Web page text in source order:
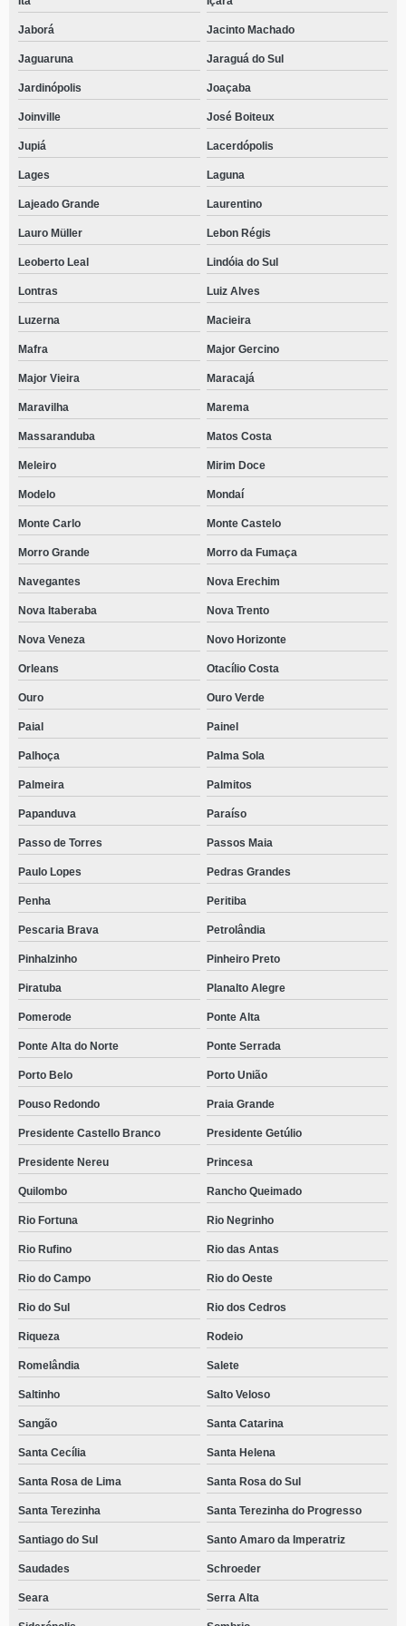
contato de clínica especializada em recuperação para dependentes
alcoólicos Capinzal
telefone de clínica para dependente de álcool Mafra
clínica de recuperação para dependente alcoólico contato Anita Garibaldi
contato de clínica para dependente alcoólico Recanto dos Açores
contato de clínica para dependente de álcool Riqueza
Jaborá Jacinto Machado
Jaguaruna Jaraguá do Sul
Jardinópolis Joaçaba
Joinville José Boiteux
Jupiá Lacerdópolis
Lages Laguna
Lajeado Grande Laurentino
Lauro Müller Lebon Régis
Leoberto Leal Lindóia do Sul
Lontras Luiz Alves
Luzerna Macieira
Mafra Major Gercino
Major Vieira Maracajá
Maravilha Marema
Massaranduba Matos Costa
Meleiro Mirim Doce
Modelo Mondaí
Monte Carlo Monte Castelo
Morro Grande Morro da Fumaça
Navegantes Nova Erechim
Nova Itaberaba Nova Trento
Nova Veneza Novo Horizonte
Orleans Otacílio Costa
Ouro Ouro Verde
Paial Painel
Palhoça Palma Sola
Palmeira Palmitos
Papanduva Paraíso
Passo de Torres Passos Maia
Paulo Lopes Pedras Grandes
Penha Peritiba
Pescaria Brava Petrolândia
Pinhalzinho Pinheiro Preto
Piratuba Planalto Alegre
Pomerode Ponte Alta
Ponte Alta do Norte Ponte Serrada
Porto Belo Porto União
Pouso Redondo Praia Grande
Presidente Castello Branco Presidente Getúlio
Presidente Nereu Princesa
Quilombo Rancho Queimado
Rio Fortuna Rio Negrinho
Rio Rufino Rio das Antas
Rio do Campo Rio do Oeste
Rio do Sul Rio dos Cedros
Riqueza Rodeio
Romelândia Salete
Saltinho Salto Veloso
Sangão Santa Catarina
Santa Cecília Santa Helena
Santa Rosa de Lima Santa Rosa do Sul
Santa Terezinha Santa Terezinha do Progresso
Santiago do Sul Santo Amaro da Imperatriz
Saudades Schroeder
Seara Serra Alta